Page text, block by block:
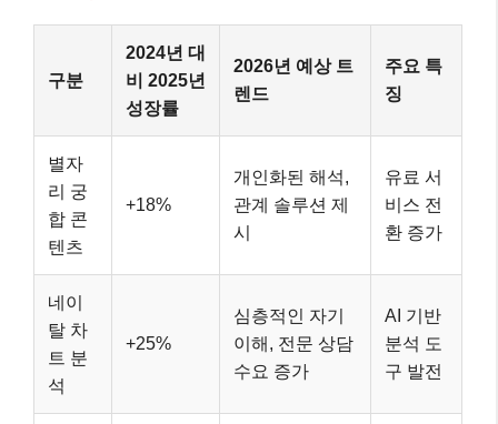
구분
2024년 대
비 2025년
성장률
2026년 예상 트
렌드
주요 특
징
별자
리 궁
합 콘
텐츠
+18%
개인화된 해석,
관계 솔루션 제
시
유료 서
비스 전
환 증가
네이
탈 차
트 분
석
+25%
심층적인 자기
이해, 전문 상담
수요 증가
AI 기반
분석 도
구 발전